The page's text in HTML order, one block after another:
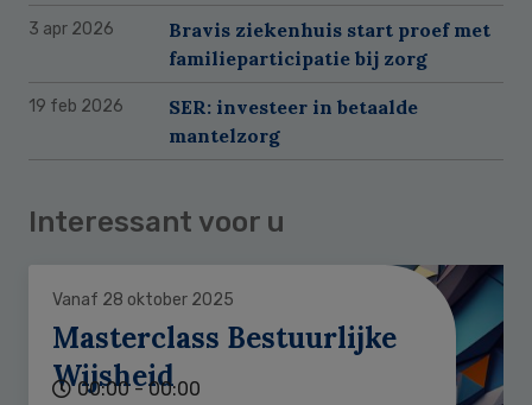
3 apr 2026
Bravis ziekenhuis start proef met
familieparticipatie bij zorg
19 feb 2026
SER: investeer in betaalde
mantelzorg
Interessant voor u
Vanaf 28 oktober 2025
Masterclass Bestuurlijke
Wijsheid
00:00 - 00:00